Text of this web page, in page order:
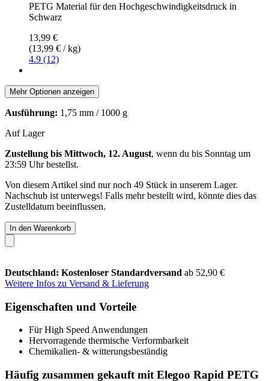
PETG Material für den Hochgeschwindigkeitsdruck in
Schwarz
13,99 €
(13,99 € / kg)
4.9 (12)
Mehr Optionen anzeigen
Ausführung: 1,75 mm / 1000 g
Auf Lager
Zustellung bis Mittwoch, 12. August, wenn du bis Sonntag um
23:59 Uhrbestellst.
Von diesem Artikel sind nur noch 49 Stück in unserem Lager.
Nachschub ist unterwegs! Falls mehr bestellt wird, könnte dies das
Zustelldatum beeinflussen.
In den Warenkorb
Deutschland: Kostenloser Standardversand ab 52,90 €
Weitere Infos zu Versand & Lieferung
Eigenschaften und Vorteile
Für High Speed Anwendungen
Hervorragende thermische Verformbarkeit
Chemikalien- & witterungsbeständig
Häufig zusammen gekauft mit Elegoo Rapid PETG